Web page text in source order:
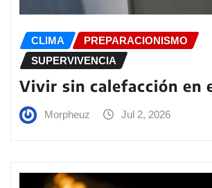
CLIMA
PREPARACIONISMO
SUPERVIVENCIA
Vivir sin calefacción en
Morpheuz Jul 2, 2026